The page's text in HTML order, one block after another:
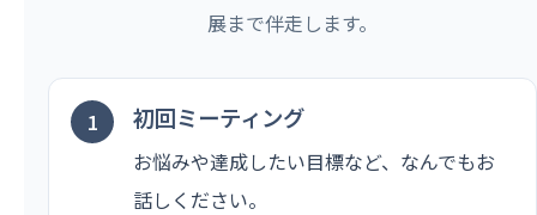
展まで伴走します。
初回ミーティング
お悩みや達成したい目標など、なんでもお
話しください。